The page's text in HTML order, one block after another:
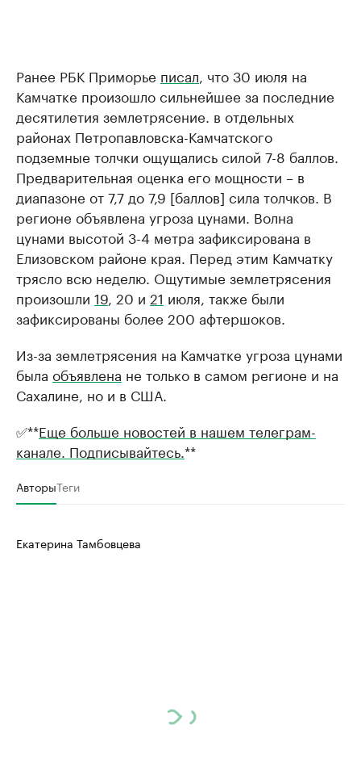
Ранее РБК Приморье писал , что 30 июля на
Камчатке произошло сильнейшее за последние
десятилетия землетрясение. в отдельных
районах Петропавловска-Камчатского
подземные толчки ощущались силой 7-8 баллов.
Предварительная оценка его мощности – в
диапазоне от 7,7 до 7,9 [баллов] сила толчков. В
регионе объявлена угроза цунами. Волна
цунами высотой 3-4 метра зафиксирована в
Елизовском районе края. Перед этим Камчатку
трясло всю неделю. Ощутимые землетрясения
произошли 19 , 20 и 21 июля, также были
зафиксированы более 200 афтершоков.
Из-за землетрясения на Камчатке угроза цунами
была объявлена не только в самом регионе и на
Сахалине, но и в США.
✅**Еще больше новостей в нашем телеграм-
канале. Подписывайтесь. **
АвторыТеги
Екатерина Тамбовцева